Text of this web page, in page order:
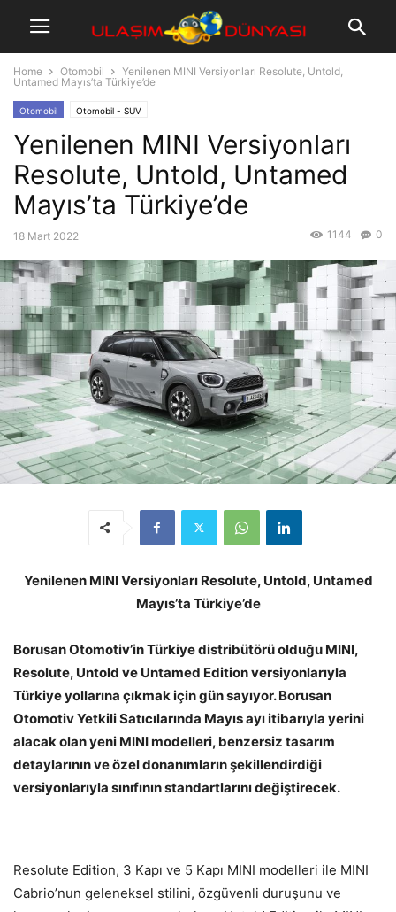
Home Otomobil
Yenilenen MINI Versiyonları Resolute, Untold,
Untamed Mayıs’ta Türkiye’de
Otomobil Otomobil - SUV
Yenilenen MINI Versiyonları
Resolute, Untold, Untamed
Mayıs’ta Türkiye’de
18 Mart 2022 0
1144
Yenilenen MINI Versiyonları Resolute, Untold, Untamed
Mayıs’ta Türkiye’de
Borusan Otomotiv’in Türkiye distribütörü olduğu MINI,
Resolute, Untold ve Untamed Edition versiyonlarıyla
Türkiye yollarına çıkmak için gün sayıyor. Borusan
Otomotiv Yetkili Satıcılarında Mayıs ayı itibarıyla yerini
alacak olan yeni MINI modelleri, benzersiz tasarım
detaylarının ve özel donanımların şekillendirdiği
versiyonlarıyla sınıfının standartlarını değiştirecek.
Resolute Edition, 3 Kapı ve 5 Kapı MINI modelleri ile MINI
Cabrio’nun geleneksel stilini, özgüvenli duruşunu ve